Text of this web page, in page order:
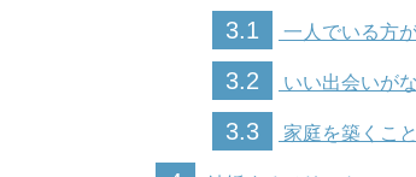
3.1 一人でいる方
3.2 いい出会いが
3.3 家庭を築くこ